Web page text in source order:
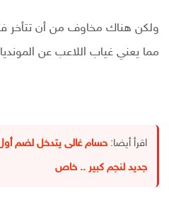
ولكن هناك مخاوف من أن تتأخر
مما يعني غياب اللاعب عن
اقرأ أيضا: حسام غالى يتدخل لضم
جديد لنجم كبير .. خاص